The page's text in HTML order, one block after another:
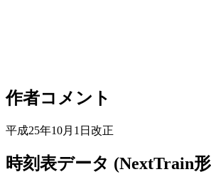
作者コメント
平成25年10月1日改正
時刻表データ (NextTrain